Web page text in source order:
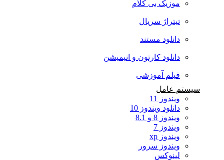
موزیک بی کلام
تیتراژ سریال
دانلود مستند
دانلود کارتون و انیمیشن
فیلم آموزشی
سیستم عامل
ویندوز 11
دانلود ویندوز 10
ویندوز 8 و 8.1
ویندوز 7
ویندوز xp
ویندوز سرور
لینوکس